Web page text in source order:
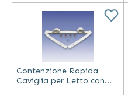
Contenzione Rapida
Caviglia per Letto con